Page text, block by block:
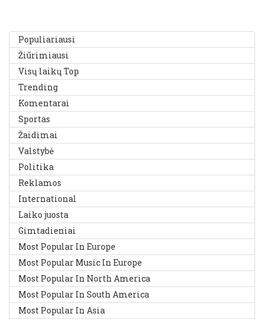
Populiariausi
Žiūrimiausi
Visų laikų Top
Trending
Komentarai
Sportas
Žaidimai
Valstybė
Politika
Reklamos
International
Laiko juosta
Gimtadieniai
Most Popular In Europe
Most Popular Music In Europe
Most Popular In North America
Most Popular In South America
Most Popular In Asia